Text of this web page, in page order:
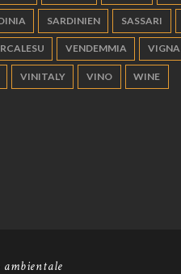
SARDINIEN SASSARI
VENDEMMIA VIGNA
VINITALY VINO WINE